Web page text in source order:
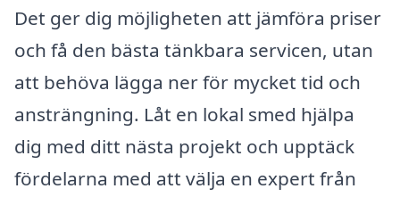
Det ger dig möjligheten att jämföra priser
och få den bästa tänkbara servicen, utan
att behöva lägga ner för mycket tid och
ansträngning. Låt en lokal smed hjälpa
dig med ditt nästa projekt och upptäck
fördelarna med att välja en expert från